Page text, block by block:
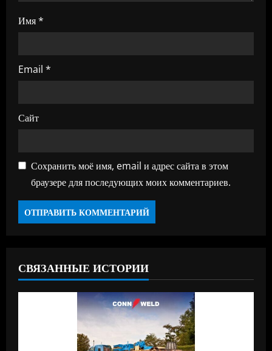
я
м
Имя*
Email *
Сайт
Сохранить моё имя, email и адрес сайта в этом
браузере для последующих моих комментариев.
СВЯЗАННЫЕ ИСТОРИИ